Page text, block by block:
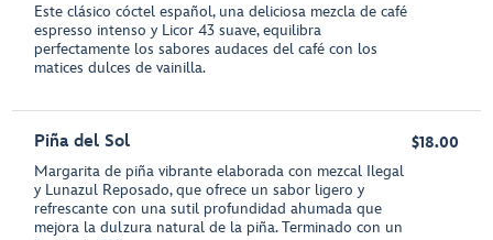
Este clásico cóctel español, una deliciosa mezcla de café
espresso intenso y Licor 43 suave, equilibra
perfectamente los sabores audaces del café con los
matices dulces de vainilla.
Piña del Sol
Margarita de piña vibrante elaborada con mezcal Ilegal
y Lunazul Reposado, que ofrece un sabor ligero y
refrescante con una sutil profundidad ahumada que
mejora la dulzura natural de la piña. Terminado con un
$18.00